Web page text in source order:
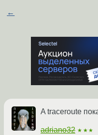
←
A traceroute
adriano32 ★★★